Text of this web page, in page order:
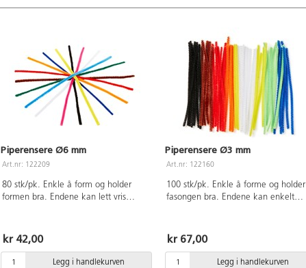
Piperensere Ø6 mm
Art.nr: 122209
80 stk/pk. Enkle å form og holder
formen bra. Endene kan lett vris
brun, svart og hvit. Ø6 mm, lengde
30 cm.
kr 42,00
Legg i handlekurven
Piperensere Ø3 mm
Art.nr: 122160
100 stk/pk. Enkle å forme og holder
fasongen bra. Endene kan enkelt
grønn, gul, oransje, brun, svart og
kr 67,00
Legg i handlekurven